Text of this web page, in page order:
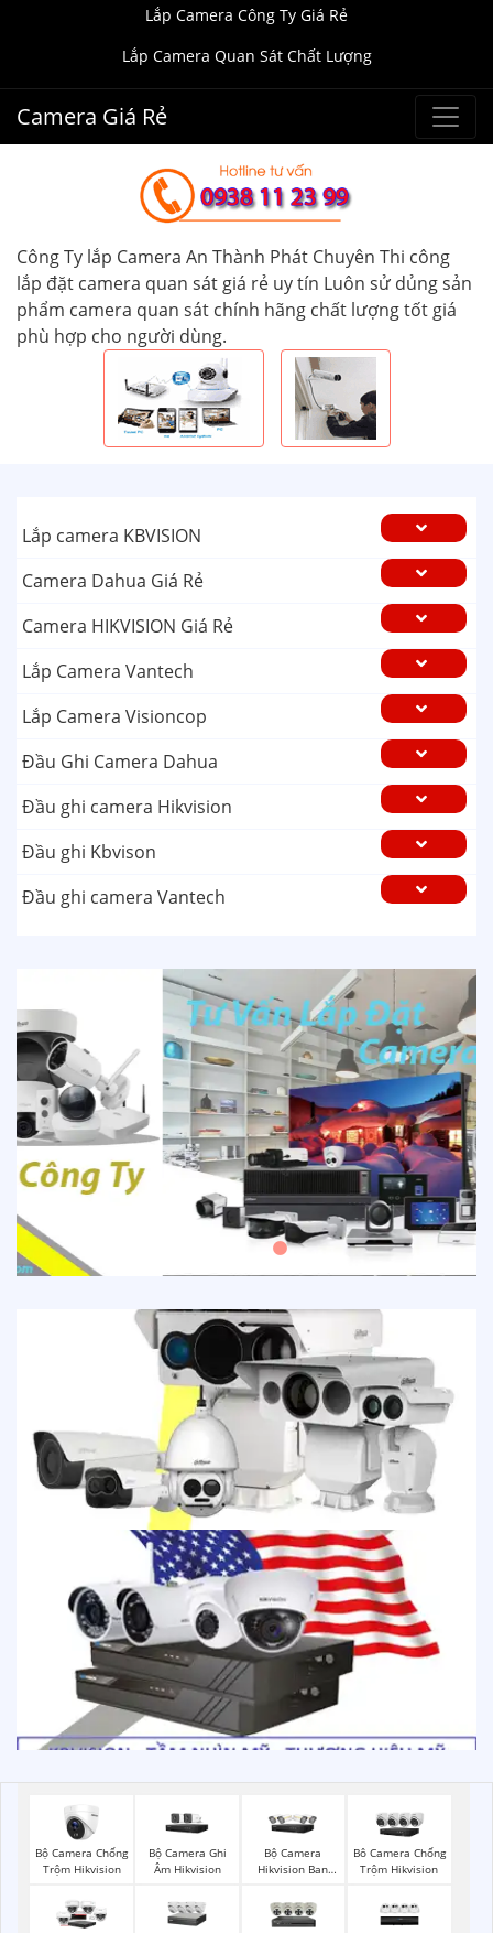
Lắp Camera Công Ty Giá Rẻ
Lắp Camera Quan Sát Chất Lượng
Camera Giá Rẻ
Công Ty lắp Camera An Thành Phát Chuyên Thi công
lắp đặt camera quan sát giá rẻ uy tín Luôn sử dủng sản
phẩm camera quan sát chính hãng chất lượng tốt giá
phù hợp cho người dùng.
Lắp camera KBVISION
Camera Dahua Giá Rẻ
Camera HIKVISION Giá Rẻ
Lắp Camera Vantech
Lắp Camera Visioncop
Đầu Ghi Camera Dahua
Đầu ghi camera Hikvision
Đầu ghi Kbvison
Đầu ghi camera Vantech
Bộ Camera Chống
Trộm Hikvision
Bộ Camera Ghi
Âm Hikvision
Bộ Camera
Hikvision Ban
Bô Camera Chống
Trộm Hikvision